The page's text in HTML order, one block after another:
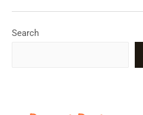
Petir
Elektrostatik
Search